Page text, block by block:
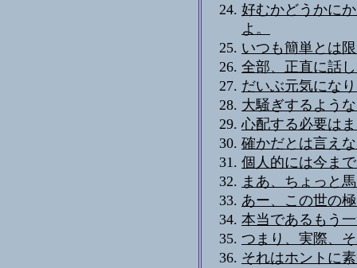
好むかどうかに
よ。
いつも簡単とは
全部、正直に話
だいぶ元気にな
大騒ぎするよう
心配する必要は
確かだとは言え
個人的には今ま
まあ、ちょっと
あー、この世の
本当であるもう
つまり、実際、
それはホントに